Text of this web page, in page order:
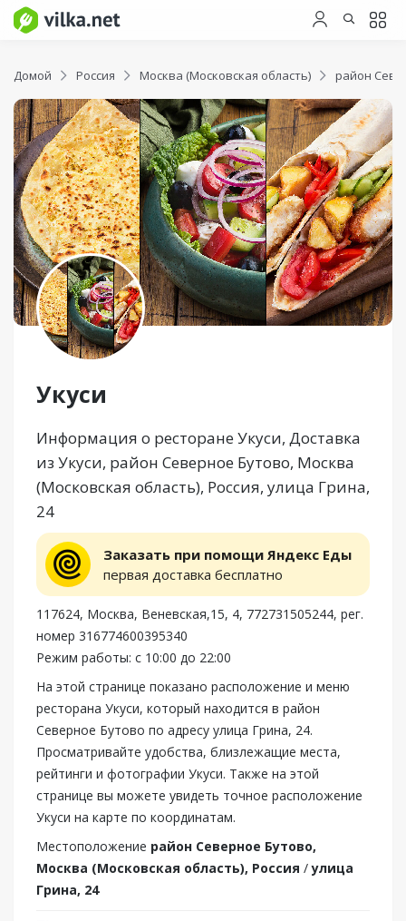
Домой Россия Москва (Московская область) район
Укуси
Информация о ресторане Укуси, Доставка
из Укуси, район Северное Бутово, Москва
(Московская область), Россия, улица Грина,
24
Заказать при помощи Яндекс Еды
первая доставка бесплатно
117624, Москва, Веневская,15, 4, 772731505244, рег.
номер 316774600395340
Режим работы: с 10:00 до 22:00
На этой странице показано расположение и меню
ресторана Укуси, который находится в район
Северное Бутово по адресу улица Грина, 24.
Просматривайте удобства, близлежащие места,
рейтинги и фотографии Укуси. Также на этой
странице вы можете увидеть точное расположение
Укуси на карте по координатам.
Местоположение район Северное Бутово,
Москва (Московская область), Россия /улица
Грина, 24